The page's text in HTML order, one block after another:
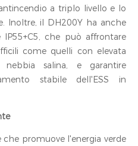
a triplo livello e lo
Inoltre, il DH200Y ha anche
IP55+C5, che può affrontare
come quelli con elevata
salina, e garantire
stabile dell'ESS in
promuove l'energia verde